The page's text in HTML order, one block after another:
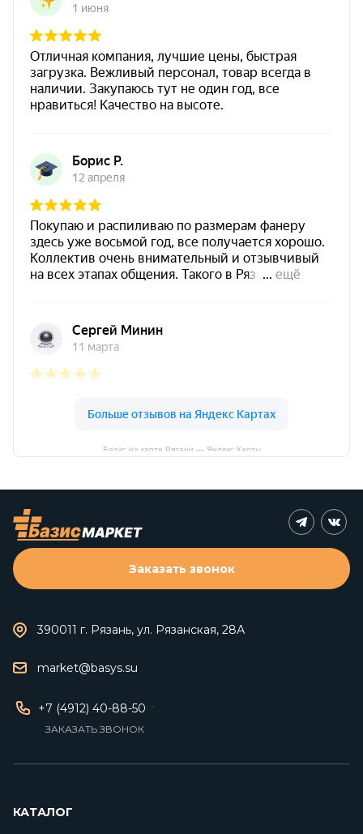
Базис на карте Рязани — Яндекс Карты
390011 г. Рязань, ул. Рязанская, 28А
market@basys.su
+7 (4912) 40-88-50
ЗАКАЗАТЬ ЗВОНОК
Заказать звонок
КАТАЛОГ